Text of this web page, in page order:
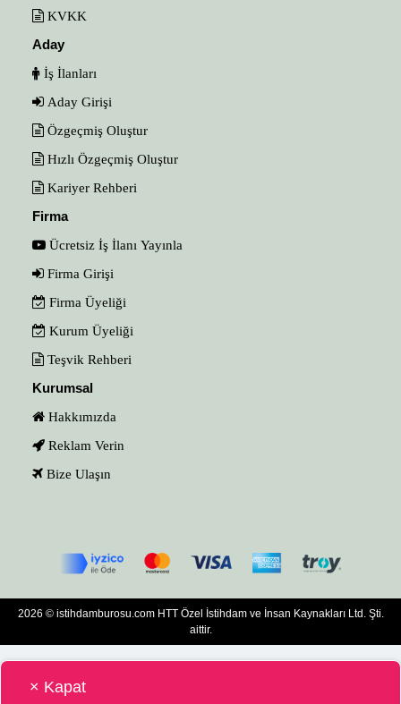
KVKK
Aday
İş İlanları
Aday Girişi
Özgeçmiş Oluştur
Hızlı Özgeçmiş Oluştur
Kariyer Rehberi
Firma
Ücretsiz İş İlanı Yayınla
Firma Girişi
Firma Üyeliği
Kurum Üyeliği
Teşvik Rehberi
Kurumsal
Hakkımızda
Reklam Verin
Bize Ulaşın
2026 © istihdamburosu.com HTT Özel İstihdam ve İnsan Kaynakları Ltd. Şti.
aittir.
× Kapat